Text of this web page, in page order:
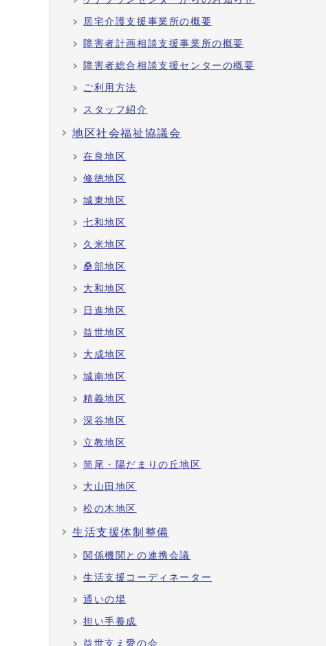
居宅介護支援事業所の概要
障害者計画相談支援事業所の概要
障害者総合相談支援センターの概要
ご利用方法
スタッフ紹介
地区社会福祉協議会
在良地区
修徳地区
城東地区
七和地区
久米地区
桑部地区
大和地区
日進地区
益世地区
大成地区
城南地区
精義地区
深谷地区
立教地区
筒尾・陽だまりの丘地区
大山田地区
松の木地区
生活支援体制整備
関係機関との連携会議
生活支援コーディネーター
通いの場
担い手養成
益世支え愛の会